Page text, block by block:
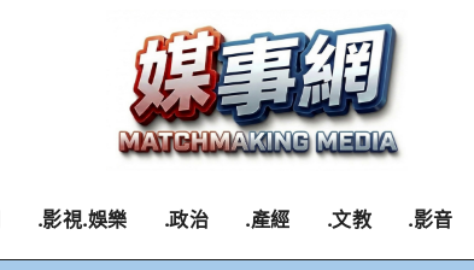
.影視.娛樂 .政治 .產經 .文教 .影音